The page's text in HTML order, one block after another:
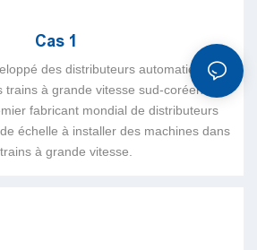
Cas 1
des distributeurs automatiques
à grande vitesse sud-coréens et
fabricant mondial de distributeurs
échelle à installer des machines dans
à grande vitesse.